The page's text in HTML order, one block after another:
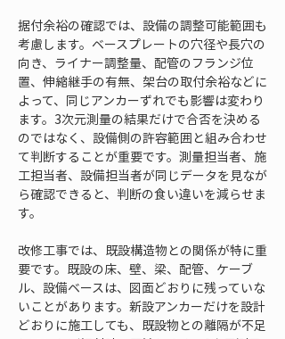
据付余裕の確認では、設備の調整可能範囲も
考慮します。ベースプレートの穴径や長穴の
向き、ライナー調整量、配管のフランジ位
置、伸縮継手の有無、架台の取付余裕などに
よって、同じアンカーずれでも影響は変わり
ます。3次元測量の結果だけで合否を決める
のではなく、設備側の許容範囲と組み合わせ
て判断することが重要です。測量担当者、施
工担当者、設備担当者が同じデータを見なが
ら確認できると、判断の食い違いを減らせま
す。
改修工事では、既設構造物との関係が特に重
要です。既設の床、壁、梁、配管、ケーブ
ル、設備ベースは、図面どおりに残っていな
いことがあります。新設アンカーだけを設計
どおりに施工しても、既設物との離隔が不足